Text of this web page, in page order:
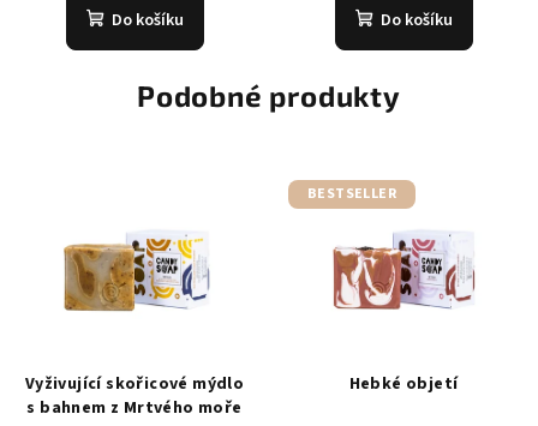
Do košíku Do košíku
Podobné produkty
Vyživující skořicové mýdlo
s bahnem z Mrtvého moře
BESTSELLER
Hebké objetí